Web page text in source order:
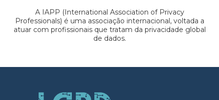
A IAPP (International Association of Privacy
Professionals) é uma associação internacional, voltada a
atuar com profissionais que tratam da privacidade global
de dados.